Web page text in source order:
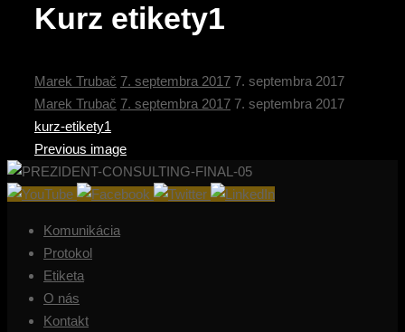
Kurz etikety1
Marek Trubač 7. septembra 2017 7. septembra 2017
Marek Trubač 7. septembra 2017 7. septembra 2017
kurz-etikety1
Previous image
Komunikácia
Protokol
Etiketa
O nás
Kontakt